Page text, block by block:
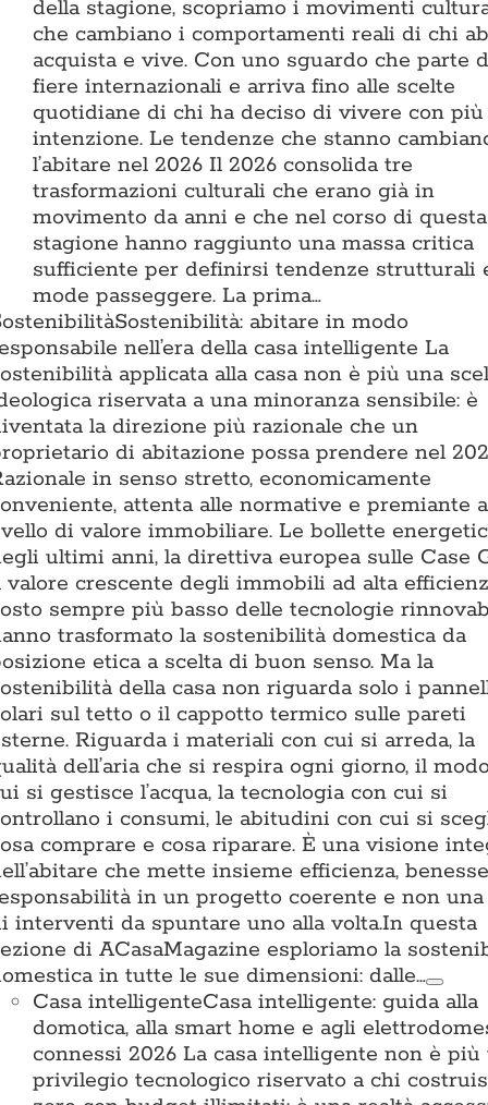
della stagione, scopriamo i movimenti
che cambiano i comportamenti reali di chi
acquista e vive. Con uno sguardo che parte
fiere internazionali e arriva fino alle scelte
quotidiane di chi ha deciso di vivere con più
intenzione. Le tendenze che stanno
l’abitare nel 2026 Il 2026 consolida tre
trasformazioni culturali che erano già in
movimento da anni e che nel corso di questa
stagione hanno raggiunto una massa critica
sufficiente per definirsi tendenze strutturali
mode passeggere. La prima…
Sostenibilità: abitare in modo
nell’era della casa intelligente La
applicata alla casa non è più una
riservata a una minoranza sensibile: è
la direzione più razionale che un
di abitazione possa prendere nel
in senso stretto, economicamente
attenta alle normative e premiante a
di valore immobiliare. Le bollette
ultimi anni, la direttiva europea sulle Case
valore crescente degli immobili ad alta
sempre più basso delle tecnologie
trasformato la sostenibilità domestica da
etica a scelta di buon senso. Ma la
della casa non riguarda solo i
sul tetto o il cappotto termico sulle pareti
Riguarda i materiali con cui si arreda, la
dell’aria che si respira ogni giorno, il
si gestisce l’acqua, la tecnologia con cui si
i consumi, le abitudini con cui si
comprare e cosa riparare. È una visione
che mette insieme efficienza,
in un progetto coerente e non
interventi da spuntare uno alla volta.In questa
di ACasaMagazine esploriamo la
in tutte le sue dimensioni: dalle…
Casa intelligenteCasa intelligente: guida alla
domotica, alla smart home e agli
connessi 2026 La casa intelligente non è più
privilegio tecnologico riservato a chi